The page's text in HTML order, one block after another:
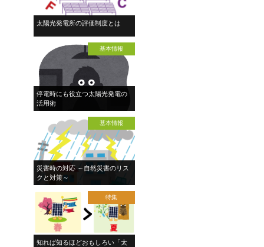
太陽光発電所の評価制度とは
基本情報
停電時にも役立つ太陽光発電の
活用術
基本情報
災害時の対応 ～自然災害のリス
クと対策～
特集
知れば知るほどおもしろい「太